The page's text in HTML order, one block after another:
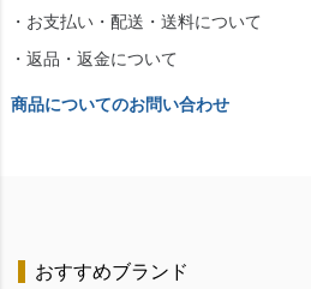
・お支払い・配送・送料について
・返品・返金について
商品についてのお問い合わせ
おすすめブランド